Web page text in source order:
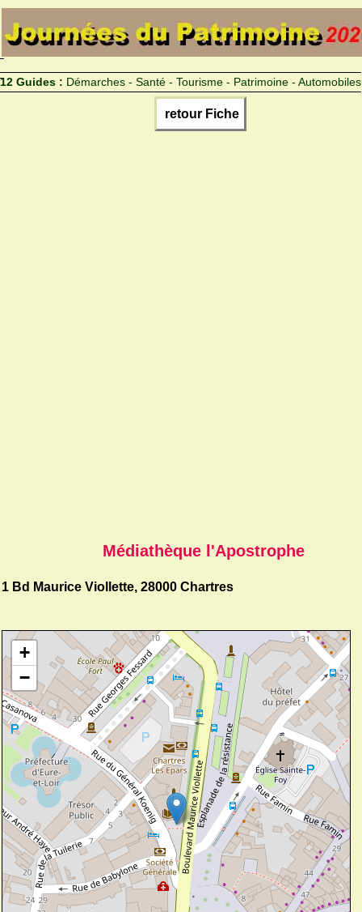
12 Guides : Démarches - Santé - Tourisme - Patrimoine - Automobiles
retour Fiche
Médiathèque l'Apostrophe
1 Bd Maurice Viollette, 28000 Chartres
+
−